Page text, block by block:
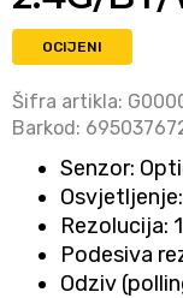
OCIJENI
Šifra artikla:
Barkod:
Senzor:
Rezolucija:
Podesiva
Odziv